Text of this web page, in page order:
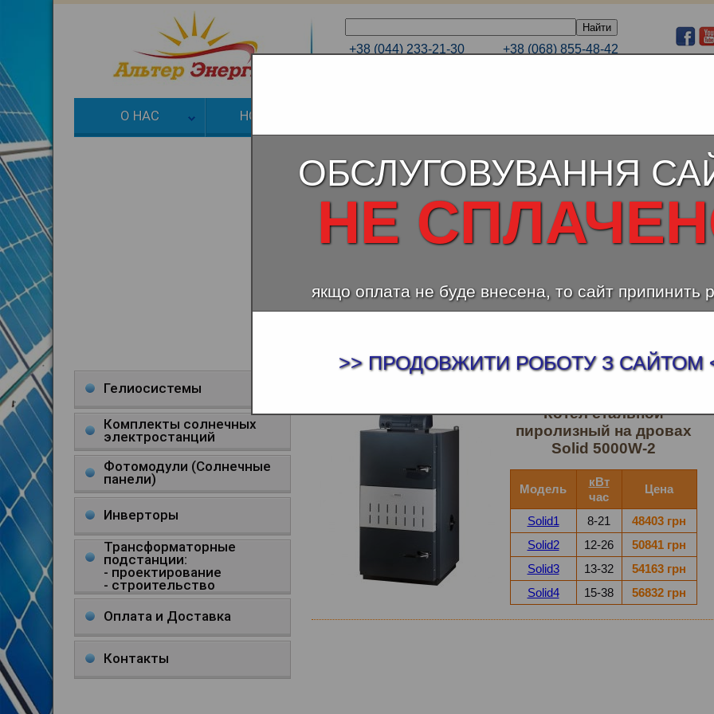
+38 (044) 233-21-30
+38 (068) 855-48-42
О НАС НОВОСТИ
Гелиосистемы
Комплекты солнечных
электростанций
Фотомодули (Солнечные
панели)
Инверторы
Трансформаторные
подстанции:
- проектирование
- строительство
Оплата и Доставка
Контакты
ТВЕРДОТОПЛИВНЫЕ КОТЛЫ BOSCH
Котел cтальной
пиролизный на дровах
Solid 5000W-2
Модель
кВт
час
Цена
Solid1 8-21
48403 грн
Solid2
12-26
50841 грн
Solid3
13-32
54163 грн
Solid4
15-38 56832 грн
ОБСЛУГОВУВАННЯ
НЕ
якщо оплата не буде внесена, то сайт припинить
>> ПРОДОВЖИТИ РОБОТУ З САЙТОМ